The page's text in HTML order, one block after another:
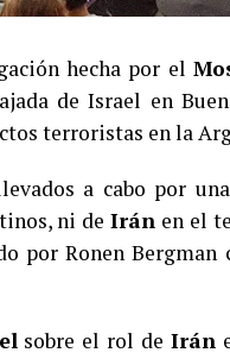
hecha por el
de Israel en
terroristas en la
a cabo por
ni deIrán en el
por Ronen Bergman
sobre el rol deIrán